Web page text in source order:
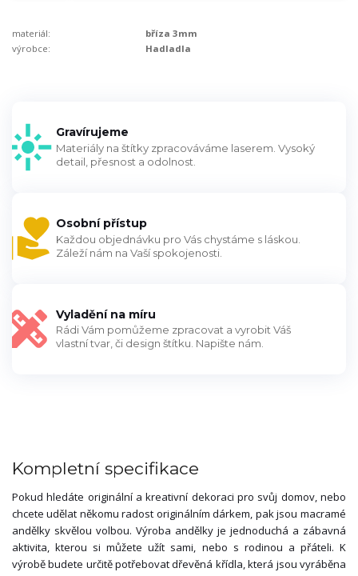
materiál:
bříza 3mm
výrobce:
Hadladla
Gravírujeme
Materiály na štítky zpracováváme laserem. Vysoký
detail, přesnost a odolnost.
Osobní přístup
Každou objednávku pro Vás chystáme s láskou.
Záleží nám na Vaší spokojenosti.
Vyladění na míru
Rádi Vám pomůžeme zpracovat a vyrobit Váš
vlastní tvar, či design štítku. Napište nám.
Kompletní specifikace
Pokud hledáte originální a kreativní dekoraci pro svůj domov, nebo
chcete udělat někomu radost originálním dárkem, pak jsou macramé
andělky skvělou volbou. Výroba andělky je jednoduchá a zábavná
aktivita, kterou si můžete užít sami, nebo s rodinou a přáteli. K
výrobě budete určitě potřebovat dřevěná křídla, která jsou vyráběna